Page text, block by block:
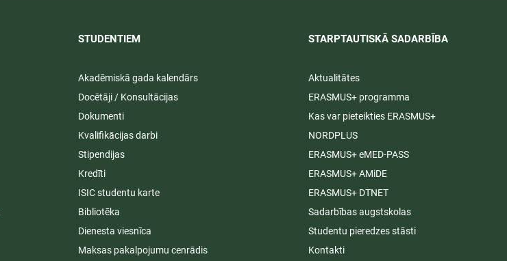
STUDENTIEM​
Akadēmiskā gada kalendārs
Docētāji / Konsultācijas
Dokumenti
Kvalifikācijas darbi
Stipendijas
Kredīti
ISIC studentu karte
Bibliotēka
Dienesta viesnīca
Maksas pakalpojumu cenrādis
STARPTAUTISKĀ SADARBĪBA​
Aktualitātes
ERASMUS+ programma
Kas var pieteikties ERASMUS+
NORDPLUS
ERASMUS+ eMED-PASS
ERASMUS+ AMiDE
ERASMUS+ DTNET
Sadarbības augstskolas
Studentu pieredzes stāsti
Kontakti